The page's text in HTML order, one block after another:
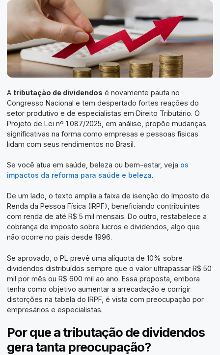
A tributação de dividendos é novamente pauta no
Congresso Nacional e tem despertado fortes reações do
setor produtivo e de especialistas em Direito Tributário. O
Projeto de Lei nº 1.087/2025, em análise, propõe mudanças
significativas na forma como empresas e pessoas físicas
lidam com seus rendimentos no Brasil.
Se você atua em saúde, beleza ou bem-estar, veja os
impactos da reforma para saúde e beleza.
De um lado, o texto amplia a faixa de isenção do Imposto de
Renda da Pessoa Física (IRPF), beneficiando contribuintes
com renda de até R$ 5 mil mensais. Do outro, restabelece a
cobrança de imposto sobre lucros e dividendos, algo que
não ocorre no país desde 1996.
Se aprovado, o PL prevê uma alíquota de 10% sobre
dividendos distribuídos sempre que o valor ultrapassar R$ 50
mil por mês ou R$ 600 mil ao ano. Essa proposta, embora
tenha como objetivo aumentar a arrecadação e corrigir
distorções na tabela do IRPF, é vista com preocupação por
empresários e especialistas.
Por que a tributação de dividendos
gera tanta preocupação?